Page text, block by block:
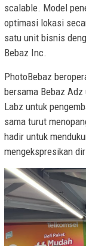
scalable. Model
optimasi lokasi
satu unit bisnis
Bebaz Inc.
PhotoBebaz
bersama Bebaz
Labz untuk
sama turut
hadir untuk
mengekspresikan